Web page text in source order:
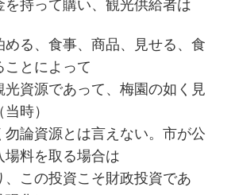
を持って購い、観光供給者は
める、食事、商品、見せる、食
ことによって
光資源であって、梅園の如く見
時）
勿論資源とは言えない。市が公
場料を取る場合は
、この投資こそ財政投資であ